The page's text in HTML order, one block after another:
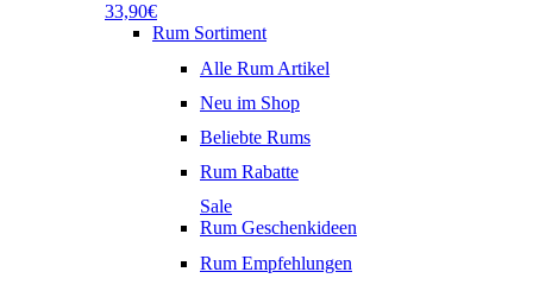
33,90€
Rum Sortiment
Alle Rum Artikel
Neu im Shop
Beliebte Rums
Rum Rabatte
Sale
Rum Geschenkideen
Rum Empfehlungen